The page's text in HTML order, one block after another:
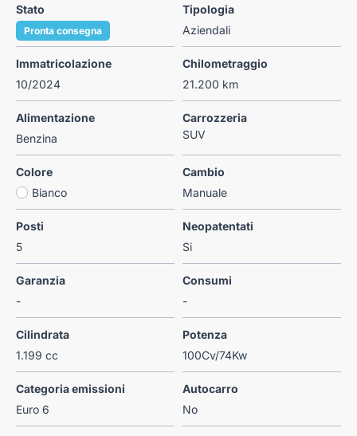
Stato
Pronta consegna
Tipologia
Aziendali
Immatricolazione
10/2024
Chilometraggio
21.200 km
Alimentazione
Benzina
Carrozzeria
SUV
Colore
Bianco
Cambio
Manuale
Posti
5
Neopatentati
Si
Garanzia
-
Consumi
-
Cilindrata
1.199 cc
Potenza
100Cv/74Kw
Categoria emissioni
Euro 6
Autocarro
No